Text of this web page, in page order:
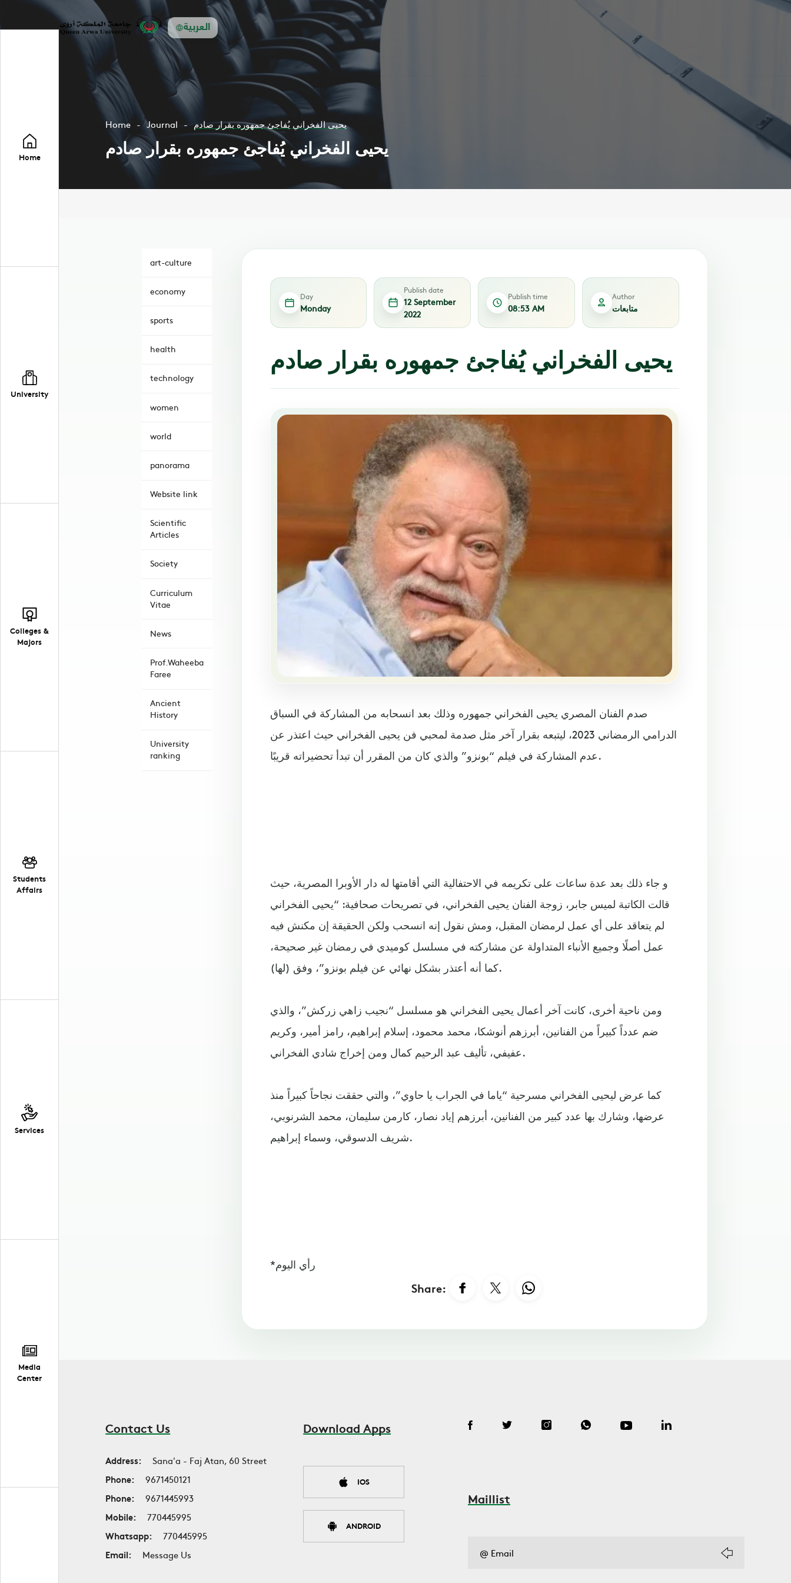
العربية
Home
University
Colleges &
Majors
Students
Affairs
Services
Media
Center
Home Journal يحيى الفخراني يُفاجئ جمهوره بقرار صادم
يحيى الفخراني يُفاجئ جمهوره بقرار صادم
art-culture
economy
sports
health
technology
women
world
panorama
Website link
Scientific
Articles
Society
Curriculum
Vitae
News
Prof.Waheeba
Faree
Ancient
History
University
ranking
Day
Monday
Publish date
12 September
2022
Publish time
08:53 AM
Author
متابعات
يحيى الفخراني يُفاجئ جمهوره بقرار صادم
صدم الفنان المصري يحيى الفخراني جمهوره وذلك بعد انسحابه من المشاركة في السباق
الدرامي الرمضاني 2023، ليتبعه بقرار آخر مثل صدمة لمحبي فن يحيى الفخراني حيث اعتذر عن
عدم المشاركة في فيلم “بونزو” والذي كان من المقرر أن تبدأ تحضيراته قريبًا.
و جاء ذلك بعد عدة ساعات على تكريمه في الاحتفالية التي أقامتها له دار الأوبرا المصرية، حيث
قالت الكاتبة لميس جابر، زوجة الفنان يحيى الفخراني، في تصريحات صحافية: “يحيى الفخراني
لم يتعاقد على أي عمل لرمضان المقبل، ومش نقول إنه انسحب ولكن الحقيقة إن مكنش فيه
عمل أصلًا وجميع الأنباء المتداولة عن مشاركته في مسلسل كوميدي في رمضان غير صحيحة،
كما أنه أعتذر بشكل نهائي عن فيلم بونزو”، وفق (لها).
ومن ناحية أخرى، كانت آخر أعمال يحيى الفخراني هو مسلسل “نجيب زاهي زركش”، والذي
ضم عدداً كبيراً من الفنانين، أبرزهم أنوشكا، محمد محمود، إسلام إبراهيم، رامز أمير، وكريم
عفيفي، تأليف عبد الرحيم كمال ومن إخراج شادي الفخراني.
كما عرض ليحيى الفخراني مسرحية “ياما في الجراب يا حاوي”، والتي حققت نجاحاً كبيراً منذ
عرضها، وشارك بها عدد كبير من الفنانين، أبرزهم إياد نصار، كارمن سليمان، محمد الشرنوبي،
شريف الدسوقي، وسماء إبراهيم.
*رأي اليوم
Share:
Contact Us
Address:
Sana'a - Faj Atan, 60 Street
Phone:
9671450121
Phone:
9671445993
Mobile:
770445995
Whatsapp:
770445995
Email:
Message Us
Download Apps
IOS
ANDROID
Maillist